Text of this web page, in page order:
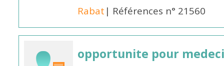
Rabat | Références n° 21560
opportunite pour